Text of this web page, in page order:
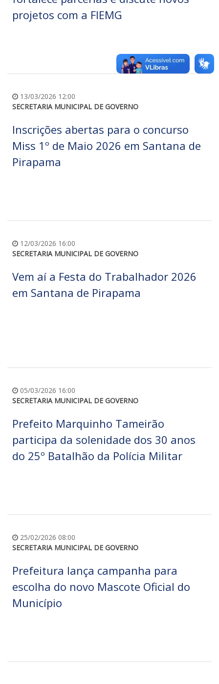
projetos com a FIEMG
13/03/2026 12:00
SECRETARIA MUNICIPAL DE GOVERNO
Inscrições abertas para o concurso
Miss 1º de Maio 2026 em Santana de
Pirapama
12/03/2026 16:00
SECRETARIA MUNICIPAL DE GOVERNO
Vem aí a Festa do Trabalhador 2026
em Santana de Pirapama
05/03/2026 16:00
SECRETARIA MUNICIPAL DE GOVERNO
Prefeito Marquinho Tameirão
participa da solenidade dos 30 anos
do 25º Batalhão da Polícia Militar
25/02/2026 08:00
SECRETARIA MUNICIPAL DE GOVERNO
Prefeitura lança campanha para
escolha do novo Mascote Oficial do
Município